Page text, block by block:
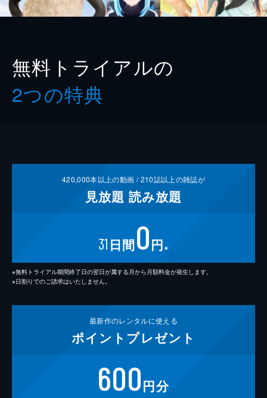
無料トライアルの
2つの特典
420,000本以上の動画 /210誌以上の雑誌が
見放題 読み放題
31 日間0円 ※
※無料トライアル期間終了日の翌日が属する月から月額料金が発生します。
※日割りでのご請求はいたしません。
最新作のレンタルに使える
ポイント プレゼント
600円分